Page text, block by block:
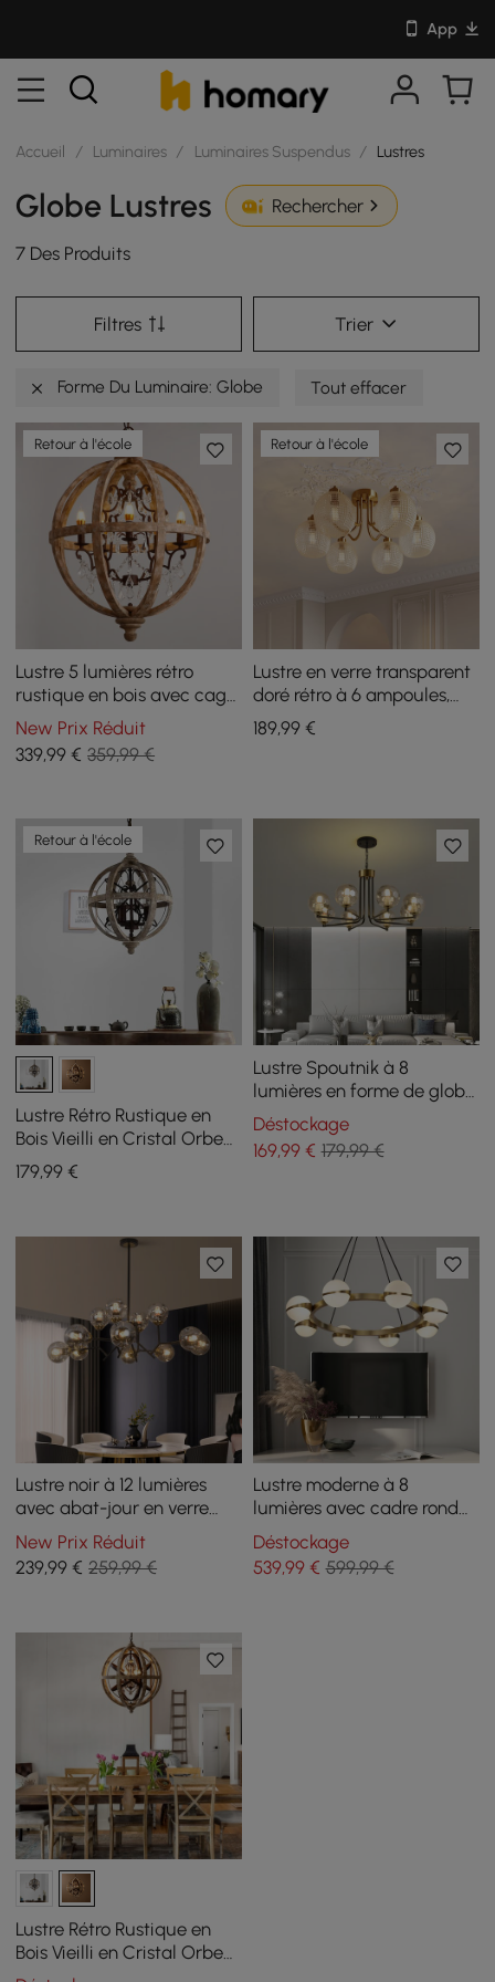
App
Accueil / Luminaires / Luminaires Suspendus / Lustres
Globe Lustres Rechercher
7 Des Produits
Filtres Trier
Forme Du Luminaire: Globe Tout effacer
Retour à l'école
Lustre 5 lumières rétro
rustique en bois avec cage
rouille en métal
New Prix Réduit
339,99 € 359,99 €
Retour à l'école
Lustre en verre transparent
doré rétro à 6 ampoules,
plafonnier semi-encastré
189,99€
Retour à l'école
Lustre Rétro Rustique en
Bois Vieilli en Cristal Orbe
en Cristal à 3 Ampoules
179,99 €
Lustre Spoutnik à 8
lumières en forme de globe
noir et doré, abat-jour en
verre inclus
Déstockage
169,99€ 179,99 €
Lustre noir à 12 lumières
avec abat-jour en verre
globe, suspension moderne
pour salon
New Prix Réduit
239,99 € 259,99 €
Lustre moderne à 8
lumières avec cadre rond
en laiton
Déstockage
539,99€ 599,99 €
Lustre Rétro Rustique en
Bois Vieilli en Cristal Orbe
en Cristal à 5 Ampoules